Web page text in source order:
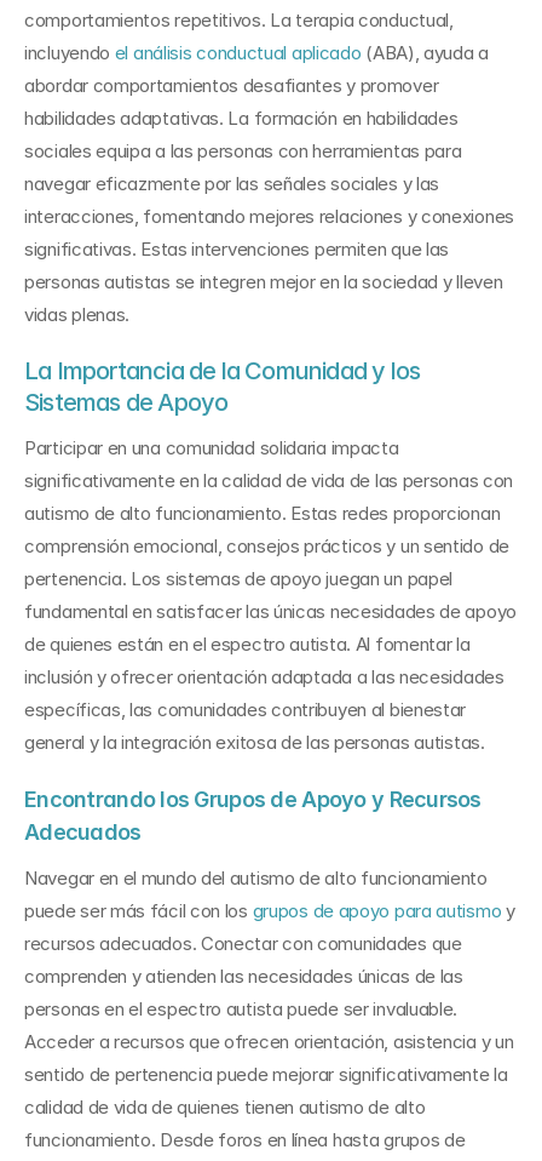
comportamientos repetitivos. La terapia conductual,
incluyendo el análisis conductual aplicado (ABA), ayuda a
abordar comportamientos desafiantes y promover
habilidades adaptativas. La formación en habilidades
sociales equipa a las personas con herramientas para
navegar eficazmente por las señales sociales y las
interacciones, fomentando mejores relaciones y conexiones
significativas. Estas intervenciones permiten que las
personas autistas se integren mejor en la sociedad y lleven
vidas plenas.
La Importancia de la Comunidad y los
Sistemas de Apoyo
Participar en una comunidad solidaria impacta
significativamente en la calidad de vida de las personas con
autismo de alto funcionamiento. Estas redes proporcionan
comprensión emocional, consejos prácticos y un sentido de
pertenencia. Los sistemas de apoyo juegan un papel
fundamental en satisfacer las únicas necesidades de apoyo
de quienes están en el espectro autista. Al fomentar la
inclusión y ofrecer orientación adaptada a las necesidades
específicas, las comunidades contribuyen al bienestar
general y la integración exitosa de las personas autistas.
Encontrando los Grupos de Apoyo y Recursos
Adecuados
Navegar en el mundo del autismo de alto funcionamiento
puede ser más fácil con los grupos de apoyo para autismo y
recursos adecuados. Conectar con comunidades que
comprenden y atienden las necesidades únicas de las
personas en el espectro autista puede ser invaluable.
Acceder a recursos que ofrecen orientación, asistencia y un
sentido de pertenencia puede mejorar significativamente la
calidad de vida de quienes tienen autismo de alto
funcionamiento. Desde foros en línea hasta grupos de